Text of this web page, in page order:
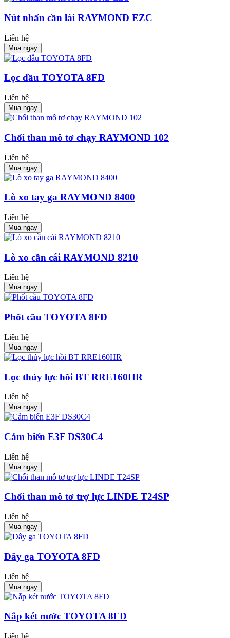
Nút nhấn cần lái RAYMOND EZC
Liên hệ
Mua ngay
Lọc dầu TOYOTA 8FD
Liên hệ
Mua ngay
Chổi than mô tơ chạy RAYMOND 102
Liên hệ
Mua ngay
Lò xo tay ga RAYMOND 8400
Liên hệ
Mua ngay
Lò xo cần cái RAYMOND 8210
Liên hệ
Mua ngay
Phốt cầu TOYOTA 8FD
Liên hệ
Mua ngay
Lọc thủy lực hồi BT RRE160HR
Liên hệ
Mua ngay
Cảm biến E3F DS30C4
Liên hệ
Mua ngay
Chổi than mô tơ trợ lực LINDE T24SP
Liên hệ
Mua ngay
Dây ga TOYOTA 8FD
Liên hệ
Mua ngay
Nắp két nước TOYOTA 8FD
Liên hệ